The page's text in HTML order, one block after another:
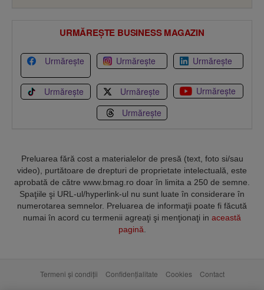
URMĂREȘTE BUSINESS MAGAZIN
Urmărește Urmărește Urmărește
Urmărește Urmărește
Urmărește
Urmărește
Preluarea fără cost a materialelor de presă (text, foto si/sau
video), purtătoare de drepturi de proprietate intelectuală, este
aprobată de către www.bmag.ro doar în limita a 250 de semne.
Spaţiile şi URL-ul/hyperlink-ul nu sunt luate în considerare în
numerotarea semnelor. Preluarea de informaţii poate fi făcută
numai în acord cu termenii agreaţi şi menţionaţi in această
pagină.
Termeni și condiții Confidențialitate Cookies Contact